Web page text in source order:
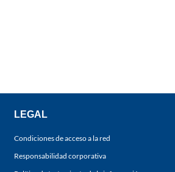
LEGAL
Condiciones de acceso a la red
Responsabilidad corporativa